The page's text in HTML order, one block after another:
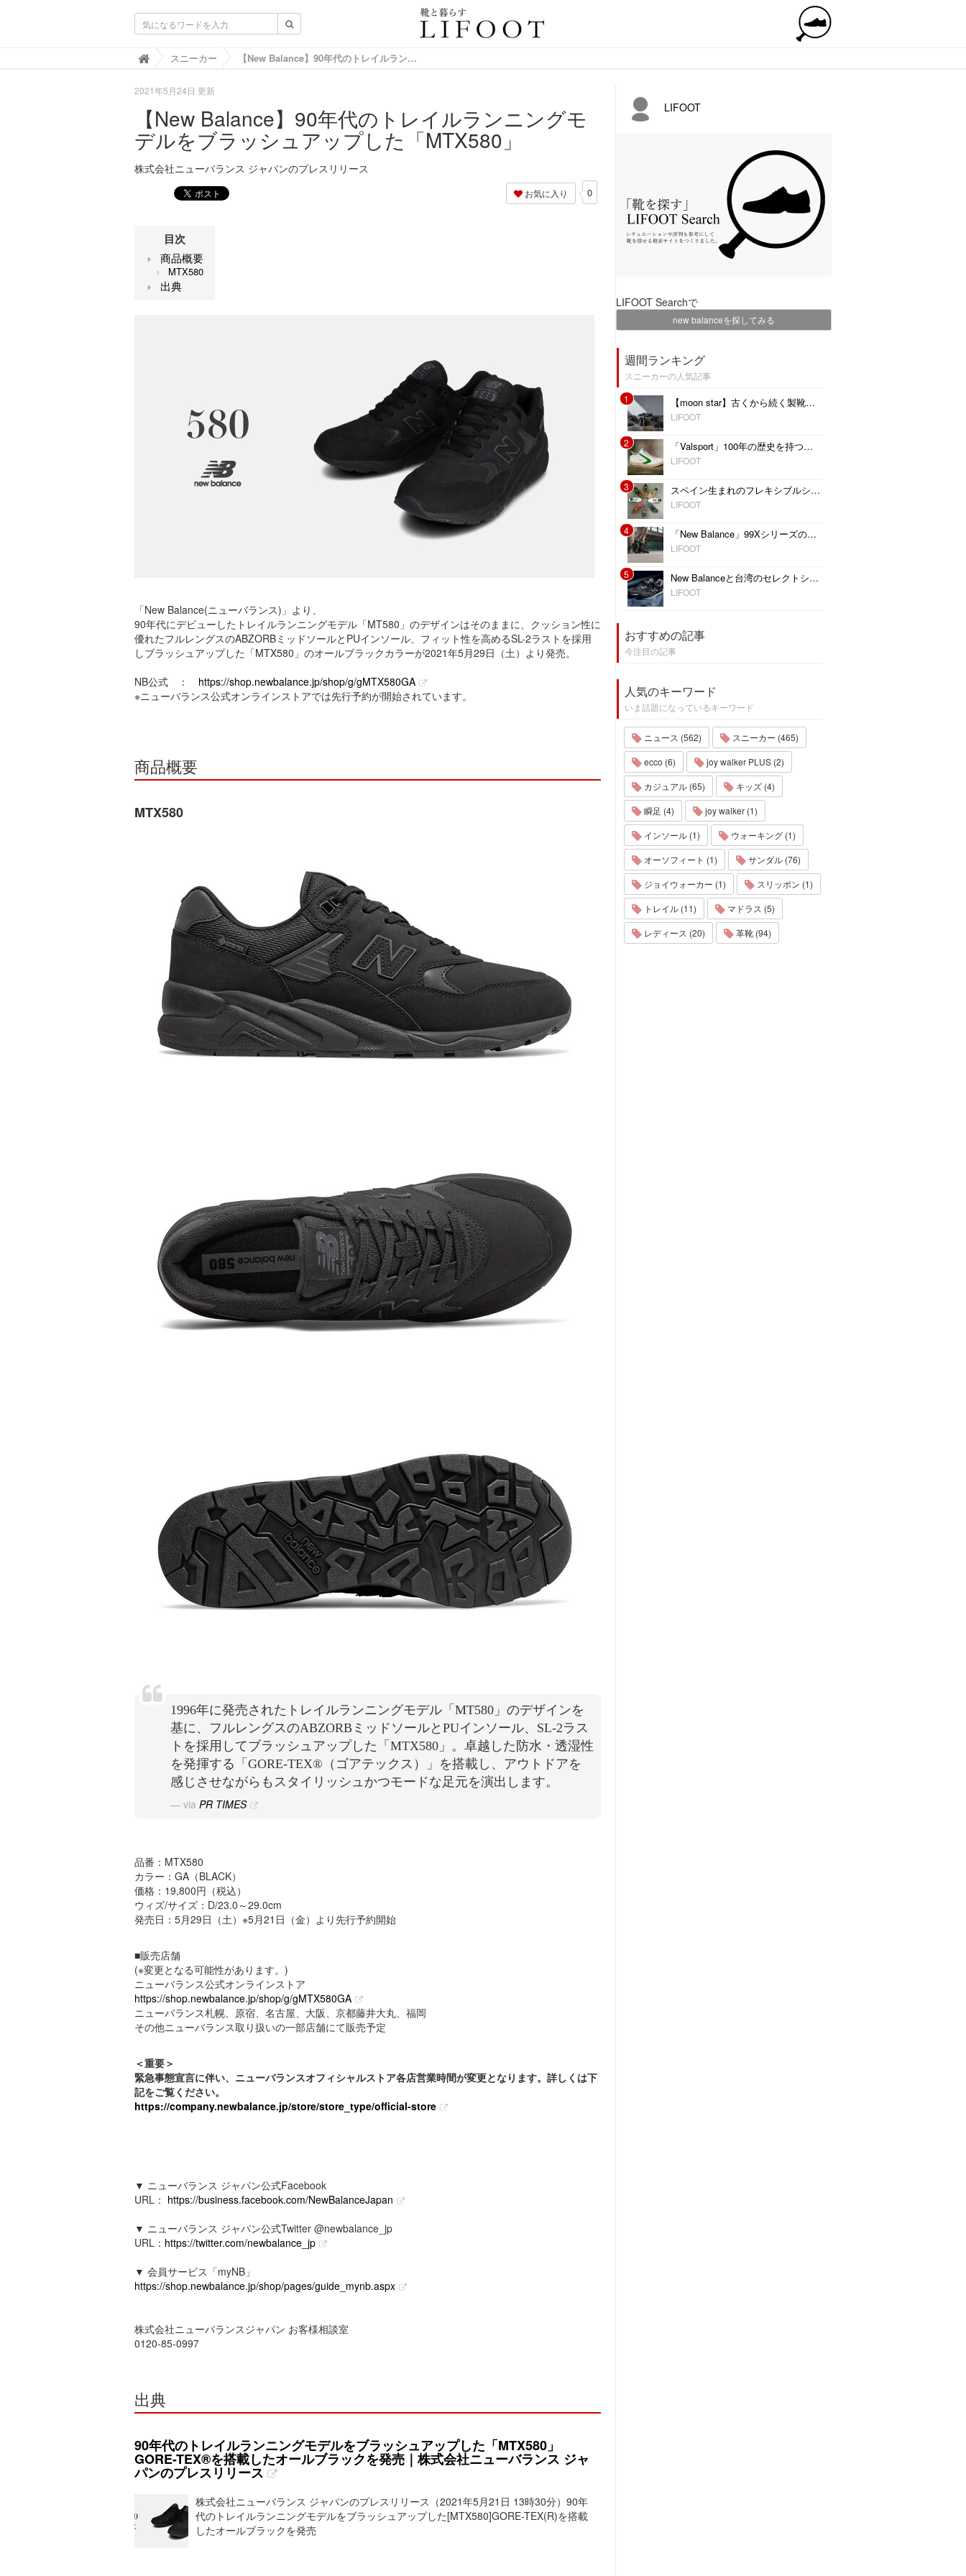
靴と暮らすLIFOOT【ライフット】-靴の情報サイト
スニーカー 【New Balance】90年代のトレイルランニングモデルをブラッシュアップした「MTX580」
2021年5月24日 更新
【New Balance】90年代のトレイルランニングモ
デルをブラッシュアップした「MTX580」
株式会社ニューバランス ジャパンのプレスリリース
お気に入り 0
目次
商品概要
MTX580
出典
「New Balance(ニューバランス)」より、
90年代にデビューしたトレイルランニングモデル「MT580」のデザインはそのままに、クッション性に
優れたフルレングスのABZORBミッドソールとPUインソール、フィット性を高めるSL-2ラストを採用
しブラッシュアップした「MTX580」のオールブラックカラーが2021年5月29日（土）より発売。
NB公式 ： https://shop.newbalance.jp/shop/g/gMTX580GA
※ニューバランス公式オンラインストアでは先行予約が開始されています。
商品概要
MTX580
1996年に発売されたトレイルランニングモデル「MT580」のデザインを
基に、フルレングスのABZORBミッドソールとPUインソール、SL-2ラス
トを採用してブラッシュアップした「MTX580」。卓越した防水・透湿性
を発揮する「GORE-TEX®（ゴアテックス）」を搭載し、アウトドアを
感じさせながらもスタイリッシュかつモードな足元を演出します。
via PR TIMES
品番：MTX580
カラー：GA（BLACK）
価格：19,800円（税込）
ウィズ/サイズ：D/23.0～29.0cm
発売日：5月29日（土）※5月21日（金）より先行予約開始
■販売店舗
(※変更となる可能性があります。)
ニューバランス公式オンラインストア
https://shop.newbalance.jp/shop/g/gMTX580GA
ニューバランス札幌、原宿、名古屋、大阪、京都藤井大丸、福岡
その他ニューバランス取り扱いの一部店舗にて販売予定
＜重要＞
緊急事態宣言に伴い、ニューバランスオフィシャルストア各店営業時間が変更となります。詳しくは下
記をご覧ください。
https://company.newbalance.jp/store/store_type/official-store
▼ ニューバランス ジャパン公式Facebook
URL： https://business.facebook.com/NewBalanceJapan
▼ ニューバランス ジャパン公式Twitter @newbalance_jp
URL： https://twitter.com/newbalance_jp
▼ 会員サービス「myNB」
https://shop.newbalance.jp/shop/pages/guide_mynb.aspx
株式会社ニューバランスジャパン お客様相談室
0120-85-0997
出典
90年代のトレイルランニングモデルをブラッシュアップした「MTX580」
GORE-TEX®を搭載したオールブラックを発売｜株式会社ニューバランス ジャ
パンのプレスリリース
株式会社ニューバランス ジャパンのプレスリリース（2021年5月21日 13時30分）90年
代のトレイルランニングモデルをブラッシュアップした[MTX580]GORE-TEX(R)を搭載
したオールブラックを発売
LIFOOT
LIFOOT Searchで
new balanceを探してみる
週間ランキング
スニーカーの人気記事
1
【moon star】古くから続く製靴技術にフォーカスした新ライン「SHINARI」
LIFOOT
2 「Valsport」100年の歴史を持つイタリアブランドのスニーカーが上陸
LIFOOT
3 スペイン生まれのフレキシブルシューズ【SLOW WALK】
LIFOOT
4 「New Balance」99Xシリーズのミリタリーカラーの限定Cross Model Packを発売
LIFOOT
5 New Balanceと台湾のセレクトショップINVINCIBLEが「ML574」限定コラボを発売
LIFOOT
おすすめの記事
今注目の記事
人気のキーワード
いま話題になっているキーワード
ニュース (562)
スニーカー (465)
ecco (6)
joy walker PLUS (2)
カジュアル (65)
キッズ (4)
瞬足 (4)
joy walker (1)
インソール (1)
ウォーキング (1)
オーソフィート (1)
サンダル (76)
ジョイウォーカー (1)
スリッポン (1)
トレイル (11)
マドラス (5)
レディース (20)
革靴 (94)